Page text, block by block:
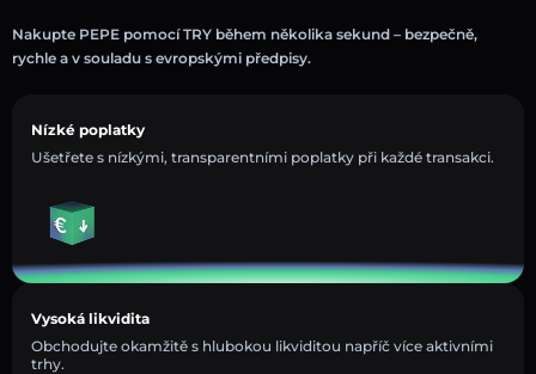
Nakupte PEPE pomocí TRY během několika sekund – bezpečně,
rychle a v souladu s evropskými předpisy.
Nízké poplatky
Ušetřete s nízkými, transparentními poplatky při každé transakci.
Vysoká likvidita
Obchodujte okamžitě s hlubokou likviditou napříč více aktivními
trhy.